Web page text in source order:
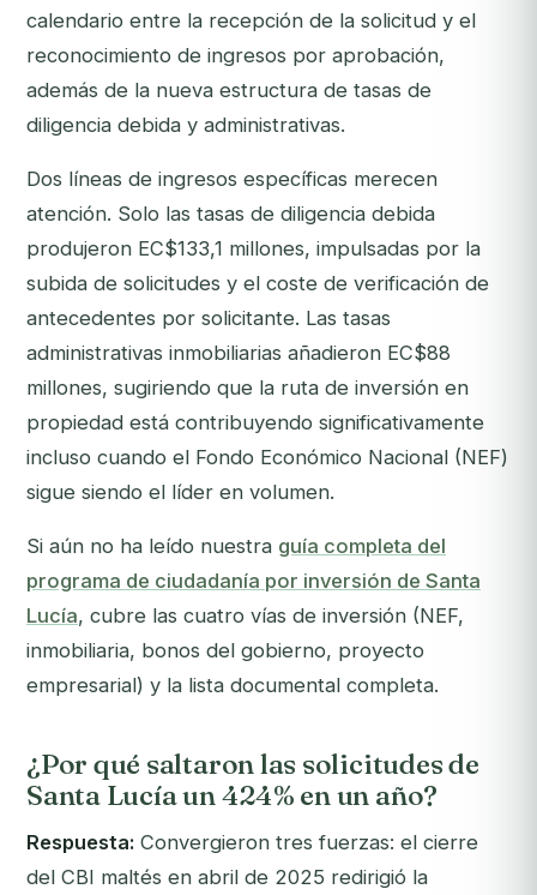
calendario entre la recepción de la solicitud y el
reconocimiento de ingresos por aprobación,
además de la nueva estructura de tasas de
diligencia debida y administrativas.
Dos líneas de ingresos específicas merecen
atención. Solo las tasas de diligencia debida
produjeron EC$133,1 millones, impulsadas por la
subida de solicitudes y el coste de verificación de
antecedentes por solicitante. Las tasas
administrativas inmobiliarias añadieron EC$88
millones, sugiriendo que la ruta de inversión en
propiedad está contribuyendo significativamente
incluso cuando el Fondo Económico Nacional (NEF)
sigue siendo el líder en volumen.
Si aún no ha leído nuestra guía completa del
programa de ciudadanía por inversión de Santa
Lucía, cubre las cuatro vías de inversión (NEF,
inmobiliaria, bonos del gobierno, proyecto
empresarial) y la lista documental completa.
¿Por qué saltaron las solicitudes de
Santa Lucía un 424% en un año?
Respuesta: Convergieron tres fuerzas: el cierre
del CBI maltés en abril de 2025 redirigió la